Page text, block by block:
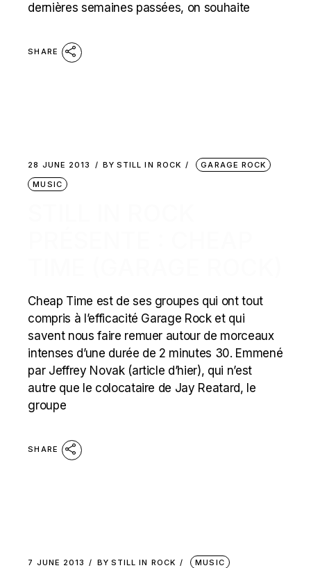
dernières semaines passées, on souhaite
SHARE
28 JUNE 2013 BY STILL IN ROCK
GARAGE ROCK
MUSIC
Cheap Time est de ses groupes qui ont tout
compris à l’efficacité Garage Rock et qui
savent nous faire remuer autour de morceaux
intenses d’une durée de 2 minutes 30. Emmené
par Jeffrey Novak (article d’hier), qui n’est
autre que le colocataire de Jay Reatard, le
groupe
SHARE
7 JUNE 2013 BY STILL IN ROCK MUSIC